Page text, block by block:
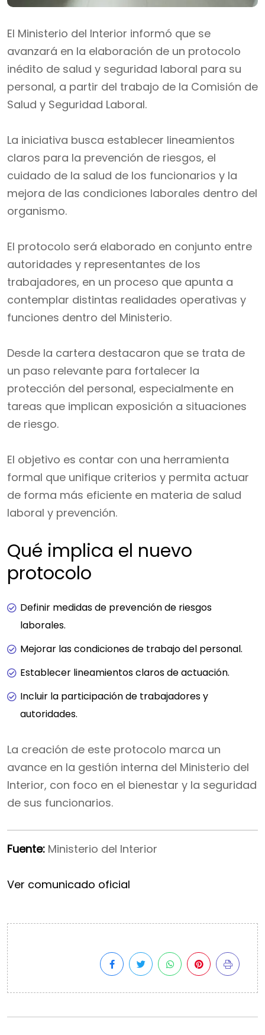
El Ministerio del Interior informó que se
avanzará en la elaboración de un protocolo
inédito de salud y seguridad laboral para su
personal, a partir del trabajo de la Comisión de
Salud y Seguridad Laboral.
La iniciativa busca establecer lineamientos
claros para la prevención de riesgos, el
cuidado de la salud de los funcionarios y la
mejora de las condiciones laborales dentro del
organismo.
El protocolo será elaborado en conjunto entre
autoridades y representantes de los
trabajadores, en un proceso que apunta a
contemplar distintas realidades operativas y
funciones dentro del Ministerio.
Desde la cartera destacaron que se trata de
un paso relevante para fortalecer la
protección del personal, especialmente en
tareas que implican exposición a situaciones
de riesgo.
El objetivo es contar con una herramienta
formal que unifique criterios y permita actuar
de forma más eficiente en materia de salud
laboral y prevención.
Qué implica el nuevo
protocolo
Definir medidas de prevención de riesgos
laborales.
Mejorar las condiciones de trabajo del personal.
Establecer lineamientos claros de actuación.
Incluir la participación de trabajadores y
autoridades.
La creación de este protocolo marca un
avance en la gestión interna del Ministerio del
Interior, con foco en el bienestar y la seguridad
de sus funcionarios.
Fuente: Ministerio del Interior
Ver comunicado oficial